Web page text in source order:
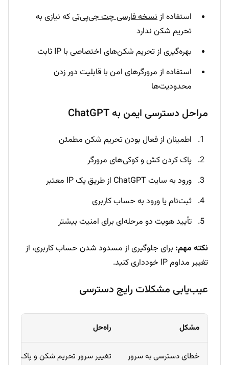
استفاده ازنسخه فارسی چت جی‌پی‌تیکه نیازی به
تحریم شکن ندارد
بهره‌گیری از تحریم شکن‌های اختصاصی با IP ثابت
استفاده از مرورگرهای امن با قابلیت دور زدن
محدودیت‌ها
مراحل دسترسی ایمن به ChatGPT
اطمینان از فعال بودن تحریم شکن مطمئن
پاک کردن کش و کوکی‌های مرورگر
ورود به سایت ChatGPT از طریق یک IP معتبر
ثبت‌نام یا ورود به حساب کاربری
تأیید هویت دو مرحله‌ای برای امنیت بیشتر
نکته مهم: برای جلوگیری از مسدود شدن حساب کاربری، از
تغییر مداوم IP خودداری کنید.
عیب‌یابی مشکلات رایج دسترسی
مشکل راه‌حل
خطای دسترسی به سرور تغییر سرور تحریم شکن و پاک